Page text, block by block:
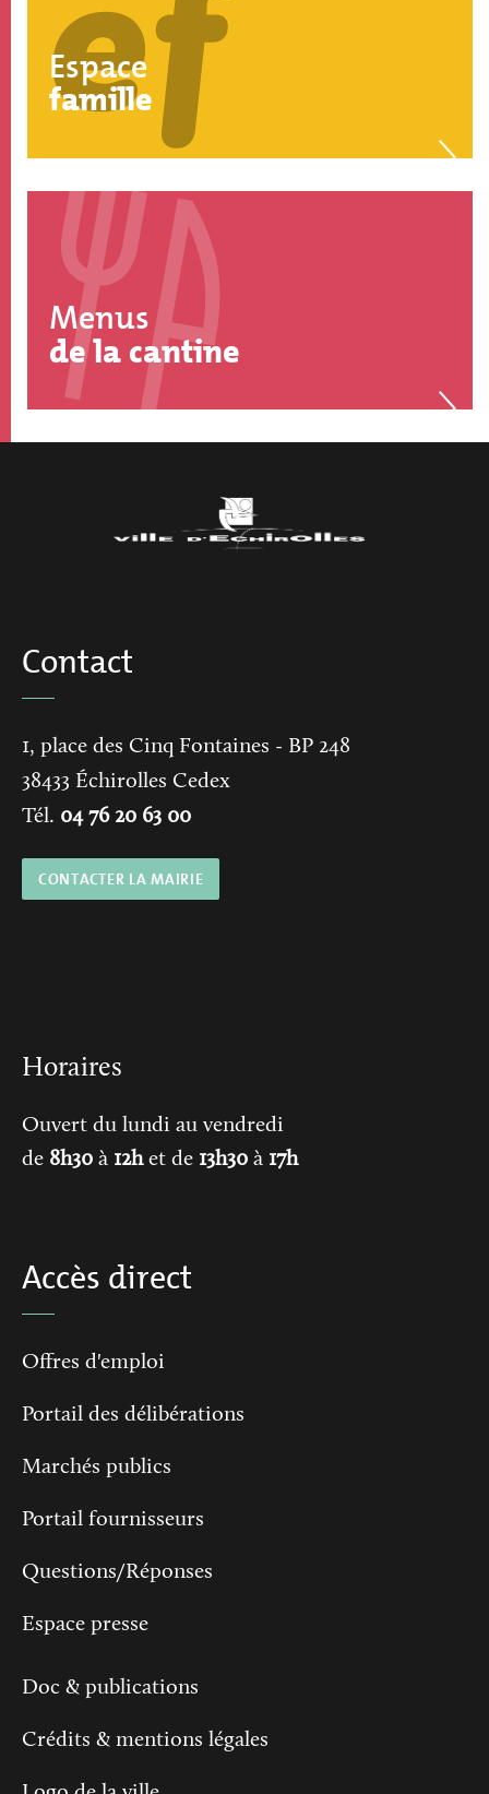
Espace
famille
Menus
de la cantine
Contact
1, place des Cinq Fontaines - BP 248
38433 Échirolles Cedex
Tél. 04 76 20 63 00
CONTACTER LA MAIRIE
Horaires
Ouvert du lundi au vendredi
de 8h30 à 12het de 13h30 à 17h
Accès direct
Offres d'emploi
Portail des délibérations
Marchés publics
Portail fournisseurs
Questions/Réponses
Espace presse
Doc & publications
Crédits & mentions légales